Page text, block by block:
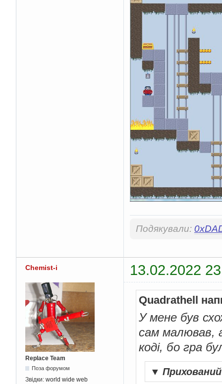
Подякували:
Chemist-i 13.02.2022
Replace Team
Поза форумом
Звідки: world wide web
Quadrathell
У мене був
сам малював,
коді, бо гра
▼